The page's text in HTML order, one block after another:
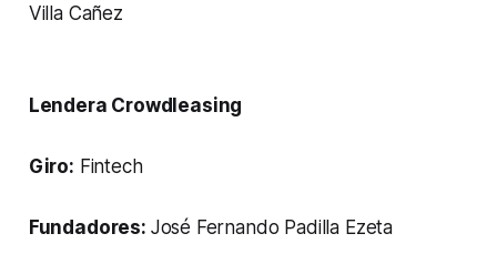
Villa Cañez
Lendera Crowdleasing
Giro: Fintech
Fundadores: José Fernando Padilla Ezeta